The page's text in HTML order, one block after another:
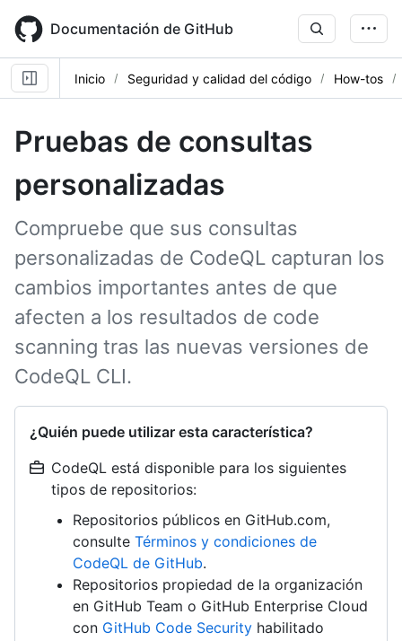
main
content
Documentación de GitHub
Inicio Seguridad y calidad del código How-tos
Pruebas de consultas
personalizadas
Compruebe que sus consultas
personalizadas de CodeQL capturan los
cambios importantes antes de que
afecten a los resultados de code
scanning tras las nuevas versiones de
CodeQL CLI.
¿Quién puede utilizar esta característica?
CodeQL está disponible para los siguientes
tipos de repositorios:
Repositorios públicos en GitHub.com,
consulte Términos y condiciones de
CodeQL de GitHub.
Repositorios propiedad de la organización
en GitHub Team o GitHub Enterprise Cloud
con GitHub Code Security habilitado